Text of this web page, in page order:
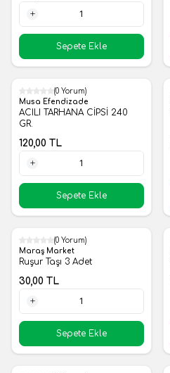
Sepete Ekle
Yeni
(0 Yorum)
Musa Efendizade
ACILI TARHANA CİPSİ 240
GR.
120,00 TL
Sepete Ekle
Yeni
(0 Yorum)
Maraş Market
Ruşur Taşı 3 Adet
30,00 TL
Sepete Ekle